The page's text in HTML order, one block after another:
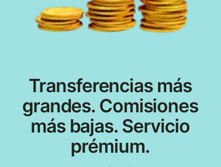
Transferencias más
grandes. Comisiones
más bajas. Servicio
prémium.